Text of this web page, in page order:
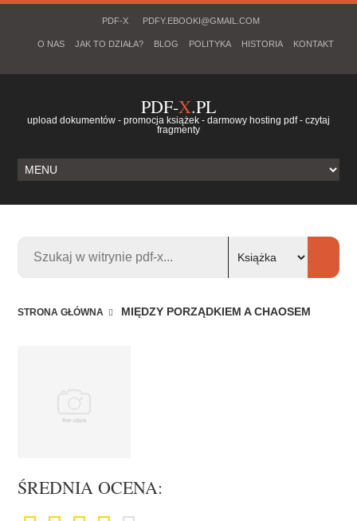
PDF-X PDFY.EBOOKI@GMAIL.COM
O NAS JAK TO DZIAŁA? BLOG POLITYKA HISTORIA KONTAKT
PDF-X.PL
upload dokumentów - promocja książek - darmowy hosting pdf - czytaj
fragmenty
STRONA GŁÓWNA MIĘDZY PORZĄDKIEM A CHAOSEM
ŚREDNIA OCENA: